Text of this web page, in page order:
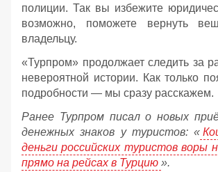
полиции. Так вы избежите
возможно, поможете вернуть
владельцу.
«Турпром» продолжает следить за
невероятной истории. Как только
подробности — мы сразу расскажем.
Ранее Турпром писал о новых
денежных знаков у туристов: «
деньги российских туристов воры
прямо на рейсах в Турцию ».